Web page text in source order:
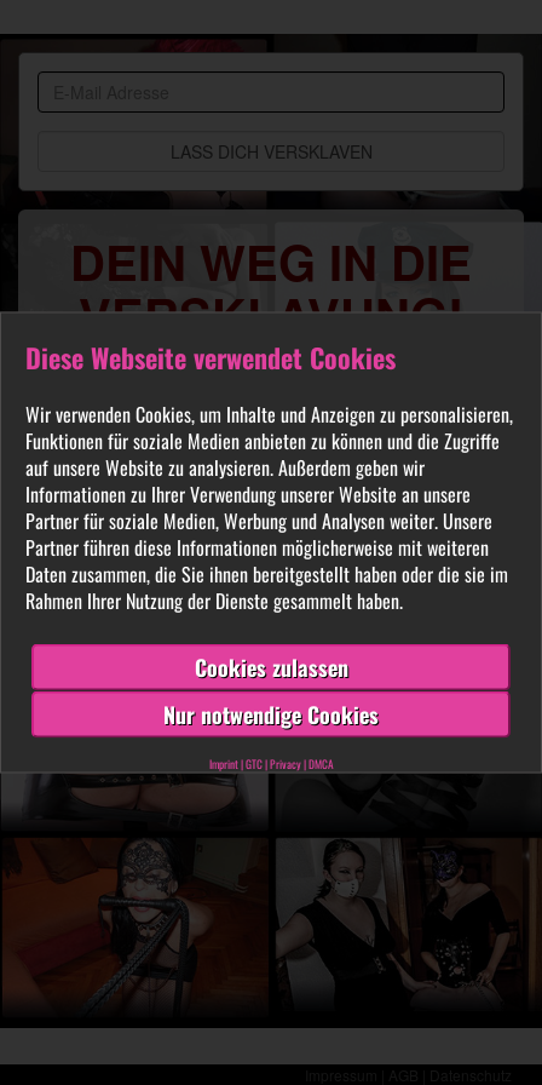
Diese Webseite verwendet Cookies
Wir verwenden Cookies, um Inhalte und Anzeigen zu personalisieren,
Funktionen für soziale Medien anbieten zu können und die Zugriffe
auf unsere Website zu analysieren. Außerdem geben wir
Informationen zu Ihrer Verwendung unserer Website an unsere
Partner für soziale Medien, Werbung und Analysen weiter. Unsere
Partner führen diese Informationen möglicherweise mit weiteren
Daten zusammen, die Sie ihnen bereitgestellt haben oder die sie im
Rahmen Ihrer Nutzung der Dienste gesammelt haben.
Cookies zulassen
Nur notwendige Cookies
Imprint|GTC|Privacy|DMCA
DEIN WEG IN DIE
VERSKLAVUNG!
Du sehnst Dich danach benutzt, manipuliert,
FETISCH ist in unserer Community willkommen
und auch Du wirst hier Deine Herrin finden, die
Dich Schritt für Schritt in das Sklavenleben deiner
Träume führt. Lebe deine dunkelsten Fantasien
LIVE vor der Cam aus. Finde unter tausenden
privaten SM- und Fetischvideos deine dominante
Lady und genieße die Leidenschaft, die Leiden
schafft!